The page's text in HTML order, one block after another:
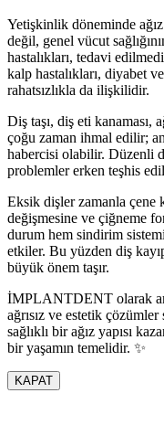
Yetişkinlik döneminde
değil, genel vücut
hastalıkları, tedavi
kalp hastalıkları, diyabet
rahatsızlıkla da ilişkilidir.
Diş taşı, diş eti kanaması,
çoğu zaman ihmal edilir;
habercisi olabilir. Düzenli
problemler erken teşhis
Eksik dişler zamanla çene
değişmesine ve çiğneme
durum hem sindirim
etkiler. Bu yüzden diş
büyük önem taşır.
İMPLANTDENT olarak
ağrısız ve estetik
sağlıklı bir ağız yapısı
bir yaşamın temelidir. ✨
KAPAT